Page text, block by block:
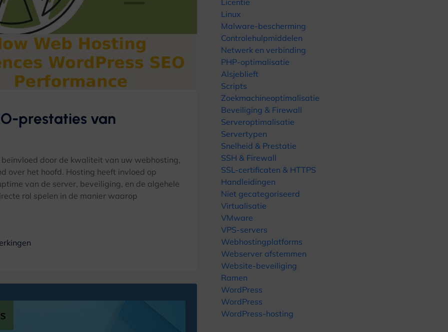
prestaties van
door de kwaliteit van uw webhosting,
over het hoofd. Hosting heeft invloed op
van de server, beveiliging, en de algehele
rol spelen in de manier waarop
Licentie
Linux
Malware-bescherming
Controlehulpmiddelen
Netwerk en verbinding
PHP-optimalisatie
Alsjeblieft
Scripts
Zoekmachineoptimalisatie
Beveiliging & Firewall
Serveroptimalisatie
Servertypen
Snelheid & Prestatie
SSH & Firewall
SSL-certificaten & HTTPS
Handleidingen
Niet gecategoriseerd
Virtualisatie
VMware
VPS-servers
Webhostingplatforms
Webserver afstemmen
Website-beveiliging
Ramen
WordPress
WordPress
WordPress-hosting